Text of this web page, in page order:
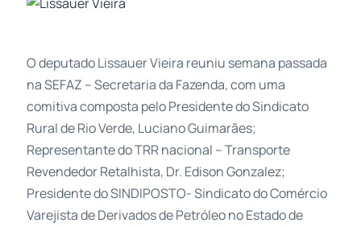
O deputado Lissauer Vieira reuniu semana passada
na SEFAZ – Secretaria da Fazenda, com uma
comitiva composta pelo Presidente do Sindicato
Rural de Rio Verde, Luciano Guimarães;
Representante do TRR nacional – Transporte
Revendedor Retalhista, Dr. Edison Gonzalez;
Presidente do SINDIPOSTO- Sindicato do Comércio
Varejista de Derivados de Petróleo no Estado de